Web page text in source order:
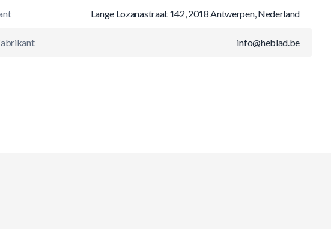
Lange Lozanastraat 142, 2018 Antwerpen, Nederland
info@heblad.be